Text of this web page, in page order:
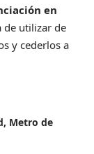
en
de utilizar de
y cederlos a
, Metro de